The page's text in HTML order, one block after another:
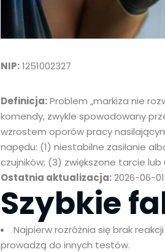
NIP:1251002327
Definicja:Problem „markiza nie
komendy, zwykle spowodowany
wzrostem oporów pracy
napędu: (1) niestabilne zasilanie
czujników; (3) zwiększone tarcie
Ostatnia aktualizacja:2026-06-01
Szybkie
Najpierw rozróżnia się brak
prowadzą do innych testów.